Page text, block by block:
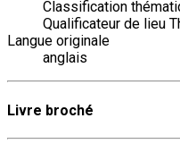
Classification
Qualificateur de lieu
Langue originale
anglais
Livre broché